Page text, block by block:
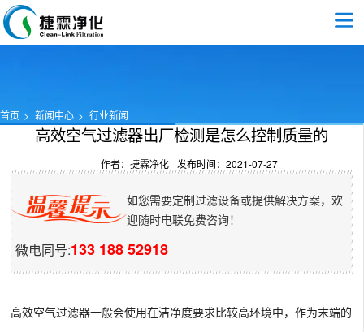
首页 新闻中心 行业新闻
高效空气过滤器出厂检测是怎么控制质量的
作者：捷霖净化 发布时间：2021-07-27
如您需要定制过滤设备或提供解决方案，欢
迎随时电联免费咨询！
微电同号:133 188 52918
高效空气过滤器一般会使用在洁净度要求比较高环境中，作为末端的